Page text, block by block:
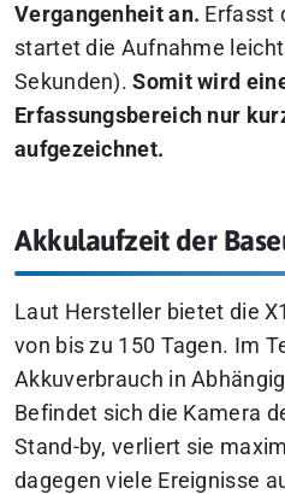
Vergangenheit an. Erfasst
startet die Aufnahme
Sekunden).Somit wird
Erfassungsbereich nur
aufgezeichnet.
Akkulaufzeit der
Laut Hersteller bietet die
von bis zu 150 Tagen. Im
Akkuverbrauch in
Befindet sich die Kamera
Stand-by, verliert sie
dagegen viele Ereignisse